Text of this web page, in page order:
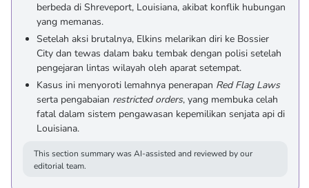
berbeda di Shreveport, Louisiana, akibat konflik hubungan
yang memanas.
Setelah aksi brutalnya, Elkins melarikan diri ke Bossier
City dan tewas dalam baku tembak dengan polisi setelah
pengejaran lintas wilayah oleh aparat setempat.
Kasus ini menyoroti lemahnya penerapan Red Flag Laws
serta pengabaian restricted orders, yang membuka celah
fatal dalam sistem pengawasan kepemilikan senjata api di
Louisiana.
This section summary was AI-assisted and reviewed by our
editorial team.